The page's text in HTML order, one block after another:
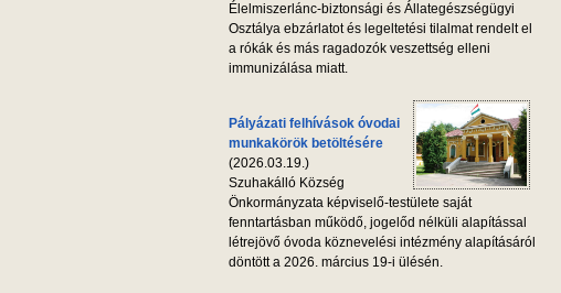
Élelmiszerlánc-biztonsági és Állategészségügyi
Osztálya ebzárlatot és legeltetési tilalmat rendelt el
a rókák és más ragadozók veszettség elleni
immunizálása miatt.
Pályázati felhívások óvodai
munkakörök betöltésére
(2026.03.19.)
Szuhakálló Község
Önkormányzata képviselő-testülete saját
fenntartásban működő, jogelőd nélküli alapítással
létrejövő óvoda köznevelési intézmény alapításáról
döntött a 2026. március 19-i ülésén.